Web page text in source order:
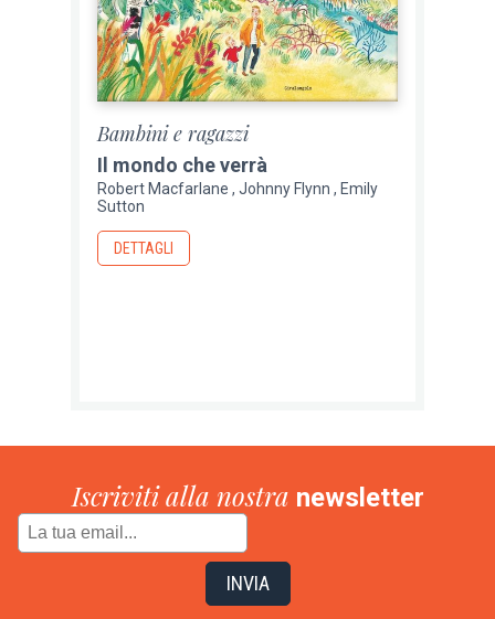
Bambini e ragazzi
Il mondo che verrà
Robert Macfarlane Johnny Flynn
Emily
Sutton
DETTAGLI
Iscriviti alla nostra newsletter